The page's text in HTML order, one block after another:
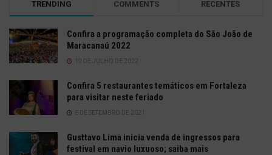
TRENDING COMMENTS RECENTES
Confira a programação completa do São João de
Maracanaú 2022
19 DE JULHO DE 2022
Confira 5 restaurantes temáticos em Fortaleza
para visitar neste feriado
6 DE SETEMBRO DE 2021
Gusttavo Lima inicia venda de ingressos para
festival em navio luxuoso; saiba mais